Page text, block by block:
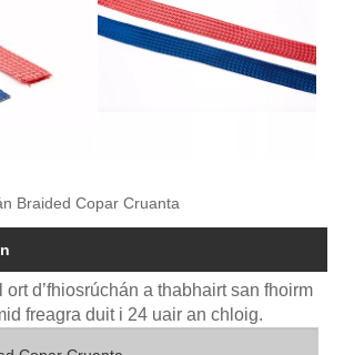
Braided Copar Cruanta
d’fhiosrúchán a thabhairt san fhoirm
freagra duit i 24 uair an chloig.